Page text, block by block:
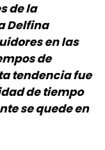
de la
Delfina
en las
de
tendencia fue
de tiempo
se quede en